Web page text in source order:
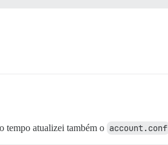
tempo atualizei também o account.conf